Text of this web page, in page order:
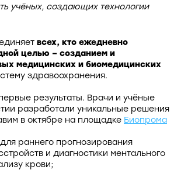
учёных, создающих технологии
всех, кто ежедневно
целью – созданием и
медицинских и биомедицинских
здравоохранения.
результаты. Врачи и учёные
разработали уникальные решения
в октябре на площадке Биопрома
раннего прогнозирования
и диагностики ментального
крови;